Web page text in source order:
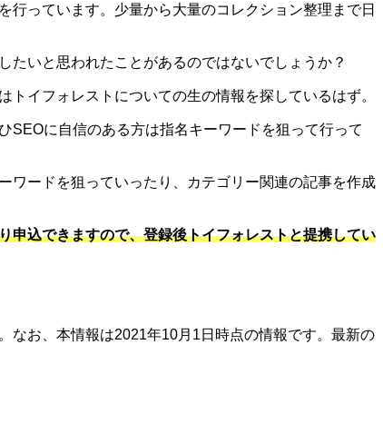
行っています。少量から大量のコレクション整理まで日
たいと思われたことがあるのではないでしょうか？
イフォレストについての生の情報を探しているはず。
SEOに自信のある方は指名キーワードを狙って行って
ワードを狙っていったり、カテゴリー関連の記事を作成
申込できますので、登録後トイフォレストと提携してい
なお、本情報は2021年10月1日時点の情報です。最新の